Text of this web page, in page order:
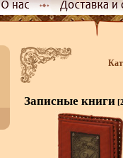
Записные книги